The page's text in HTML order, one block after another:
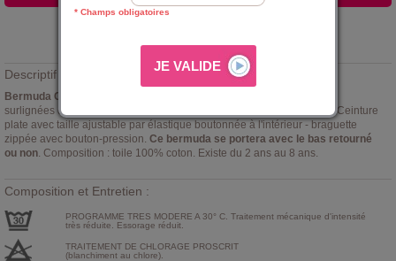
Descriptif :
Bermuda Clyde Sucre d'Orge
surlignées de beige sur le devant et 2 poches à rabat sur les jambes. Ceinture
plate avec taille ajustable par élastique boutonnée à l'intérieur - braguette
zippée avec bouton-pression. Ce bermuda se portera avec le bas retourné
ou non. Composition : toile 100% coton. Existe du 2 ans au 8 ans.
Composition et Entretien :
PROGRAMME TRES MODERE A 30° C. Traitement mécanique d'intensité
très réduite. Essorage réduit.
TRAITEMENT DE CHLORAGE PROSCRIT
(blanchiment au chlore).
* Champs obligatoires